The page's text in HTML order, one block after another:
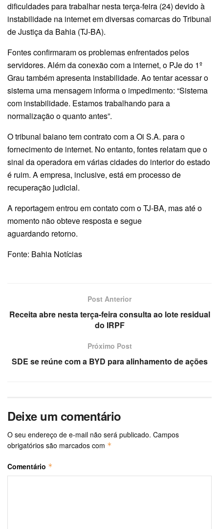
dificuldades para trabalhar nesta terça-feira (24) devido à
instabilidade na internet em diversas comarcas do Tribunal
de Justiça da Bahia (TJ-BA).
Fontes confirmaram os problemas enfrentados pelos
servidores. Além da conexão com a internet, o PJe do 1º
Grau também apresenta instabilidade. Ao tentar acessar o
sistema uma mensagem informa o impedimento: “Sistema
com instabilidade. Estamos trabalhando para a
normalização o quanto antes”.
O tribunal baiano tem contrato com a Oi S.A. para o
fornecimento de internet. No entanto, fontes relatam que o
sinal da operadora em várias cidades do interior do estado
é ruim. A empresa, inclusive, está em processo de
recuperação judicial.
A reportagem entrou em contato com o TJ-BA, mas até o
momento não obteve resposta e segue
aguardando retorno.
Fonte: Bahia Notícias
Post Anterior
Receita abre nesta terça-feira consulta ao lote residual
do IRPF
Próximo Post
SDE se reúne com a BYD para alinhamento de ações
Deixe um comentário
O seu endereço de e-mail não será publicado. Campos
obrigatórios são marcados com *
Comentário *